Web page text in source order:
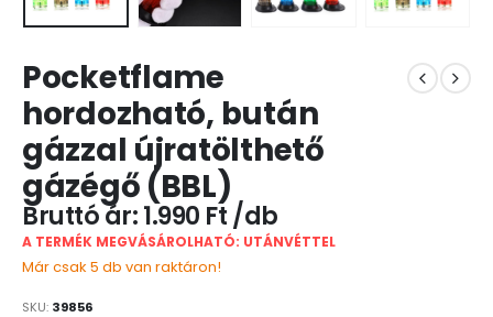
Pocketflame
hordozható, bután
gázzal újratölthető
gázégő (BBL)
1.990 Ft
A TERMÉK MEGVÁSÁROLHATÓ: UTÁNVÉTTEL
Már csak 5 db van raktáron!
SKU: 39856